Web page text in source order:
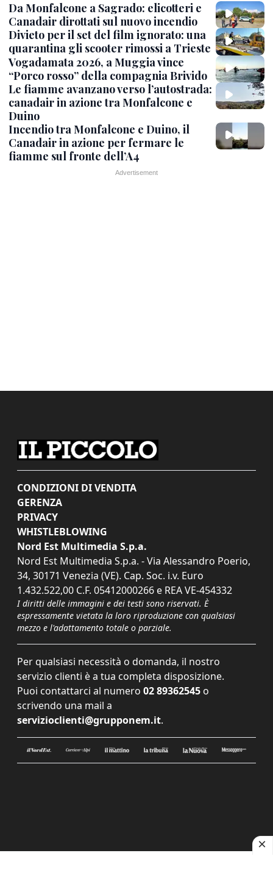
Da Monfalcone a Sagrado: elicotteri e
Canadair dirottati sul nuovo incendio
Divieto per il set del film ignorato: una
quarantina gli scooter rimossi a Trieste
Vogadamata 2026, a Muggia vince
“Porco rosso” della compagnia Brivido
Le fiamme avanzano verso l’autostrada:
canadair in azione tra Monfalcone e
Duino
Incendio tra Monfalcone e Duino, il
Canadair in azione per fermare le
fiamme sul fronte dell’A4
CONDIZIONI DI VENDITA
GERENZA
PRIVACY
WHISTLEBLOWING
Nord Est Multimedia S.p.a.
Nord Est Multimedia S.p.a. - Via Alessandro Poerio,
34, 30171 Venezia (VE). Cap. Soc. i.v. Euro
1.432.522,00 C.F. 05412000266 e REA VE-454332
I diritti delle immagini e dei testi sono riservati. È
espressamente vietata la loro riproduzione con qualsiasi
mezzo e l'adattamento totale o parziale.
Per qualsiasi necessità o domanda, il nostro
servizio clienti è a tua completa disposizione.
Puoi contattarci al numero 02 89362545 o
scrivendo una mail a
servizioclienti@grupponem.it.